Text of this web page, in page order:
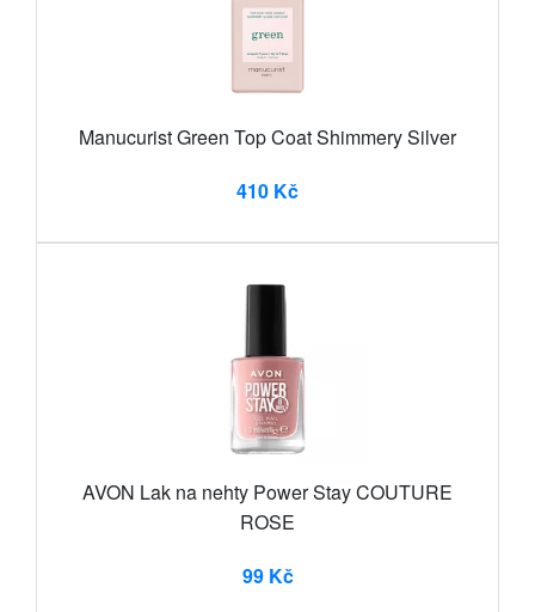
Manucurist Green Top Coat Shimmery Silver
410 Kč
AVON Lak na nehty Power Stay COUTURE
ROSE
99 Kč